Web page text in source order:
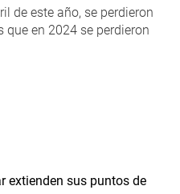
de este año, se perdieron
en 2024 se perdieron